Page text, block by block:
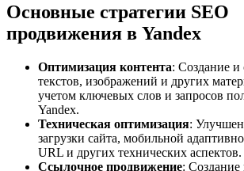
Основные стратегии SEO
продвижения в Yandex
Оптимизация контента: Создание и
текстов, изображений и других
учетом ключевых слов и запросов
Yandex.
Техническая оптимизация:
загрузки сайта, мобильной
URL и других технических аспектов.
Ссылочное продвижение: Создание